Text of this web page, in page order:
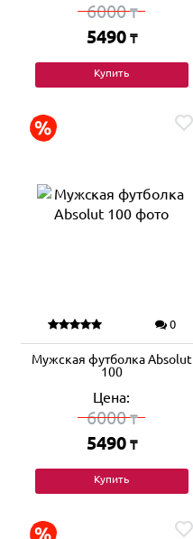
6000₸
5490 ₸
Купить
0
Мужская футболка Absolut
100
Цена:
6000₸
5490 ₸
Купить